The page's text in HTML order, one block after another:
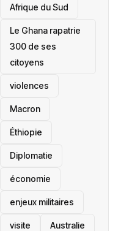
Afrique du Sud
Le Ghana rapatrie
300 de ses
citoyens
violences
Macron
Éthiopie
Diplomatie
économie
enjeux militaires
visite ‎Australie